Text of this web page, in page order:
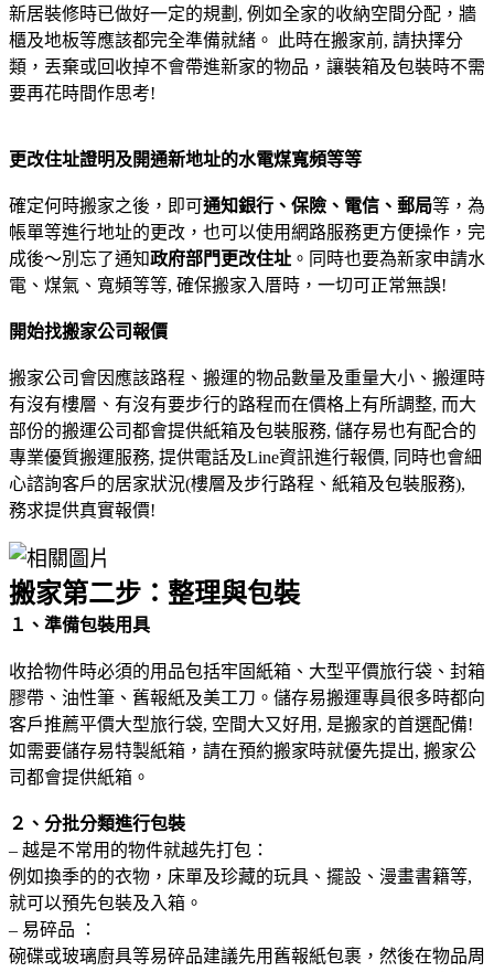
新居裝修時已做好一定的規劃, 例如全家的收納空間分配，牆
櫃及地板等應該都完全準備就緒。 此時在搬家前, 請抉擇分
類，丟棄或回收掉不會帶進新家的物品，讓裝箱及包裝時不需
要再花時間作思考!
更改住址證明及開通新地址的水電煤寬頻等等
確定何時搬家之後，即可通知銀行、保險、電信、郵局等，為
帳單等進行地址的更改，也可以使用網路服務更方便操作，完
成後～別忘了通知政府部門更改住址 。同時也要為新家申請水
電、煤氣、寬頻等等, 確保搬家入厝時，一切可正常無誤!
開始找搬家公司報價
搬家公司會因應該路程、搬運的物品數量及重量大小、搬運時
有沒有樓層、有沒有要步行的路程而在價格上有所調整, 而大
部份的搬運公司都會提供紙箱及包裝服務, 儲存易也有配合的
專業優質搬運服務, 提供電話及Line資訊進行報價, 同時也會細
心諮詢客戶的居家狀況(樓層及步行路程、紙箱及包裝服務),
務求提供真實報價!
搬家第二步 ：整理與包裝
１、準備包裝用具
收拾物件時必須的用品包括牢固紙箱、大型平價旅行袋、封箱
膠帶、油性筆、舊報紙及美工刀。儲存易搬運專員很多時都向
客戶推薦平價大型旅行袋, 空間大又好用, 是搬家的首選配備!
如需要儲存易特製紙箱，請在預約搬家時就優先提出, 搬家公
司都會提供紙箱。
２、分批分類進行包裝
– 越是不常用的物件就越先打包：
例如換季的的衣物，床單及珍藏的玩具、擺設、漫畫書籍等,
就可以預先包裝及入箱。
– 易碎品 ：
碗碟或玻璃廚具等易碎品建議先用舊報紙包裹，然後在物品周